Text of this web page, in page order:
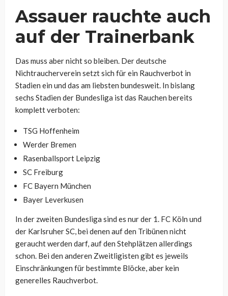
Assauer rauchte auch
auf der Trainerbank
Das muss aber nicht so bleiben. Der deutsche
Nichtraucherverein setzt sich für ein Rauchverbot in
Stadien ein und das am liebsten bundesweit. In bislang
sechs Stadien der Bundesliga ist das Rauchen bereits
komplett verboten:
TSG Hoffenheim
Werder Bremen
Rasenballsport Leipzig
SC Freiburg
FC Bayern München
Bayer Leverkusen
In der zweiten Bundesliga sind es nur der 1. FC Köln und
der Karlsruher SC, bei denen auf den Tribünen nicht
geraucht werden darf, auf den Stehplätzen allerdings
schon. Bei den anderen Zweitligisten gibt es jeweils
Einschränkungen für bestimmte Blöcke, aber kein
generelles Rauchverbot.